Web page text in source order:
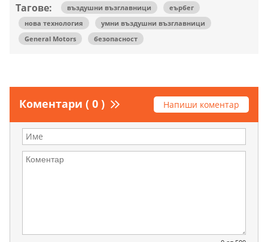
Тагове: въздушни възглавници
еърбег
нова технология
умни въздушни възглавници
General Motors
безопасност
Коментари ( 0 ) Напиши коментар